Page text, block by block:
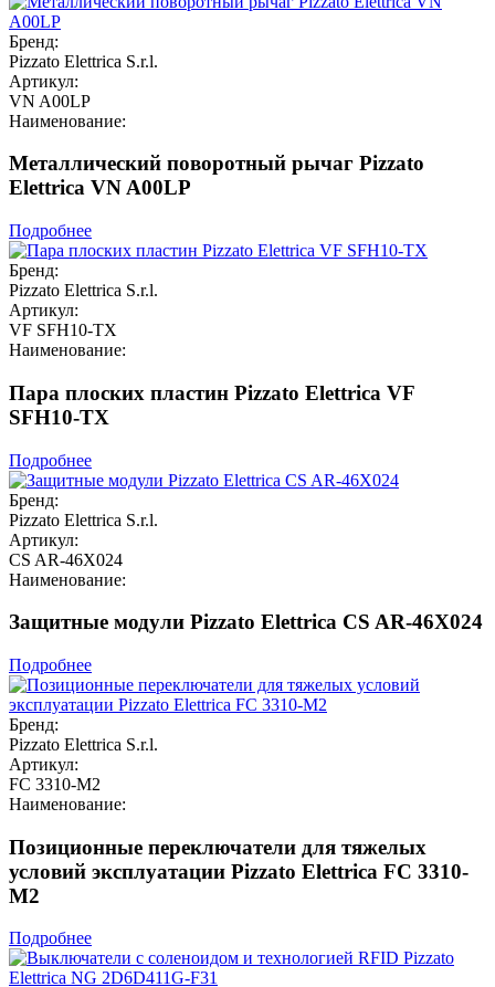
Бренд:
Pizzato Elettrica S.r.l.
Артикул:
VN A00LP
Наименование:
Металлический поворотный рычаг Pizzato
Elettrica VN A00LP
Подробнее
Бренд:
Pizzato Elettrica S.r.l.
Артикул:
VF SFH10-TX
Наименование:
Пара плоских пластин Pizzato Elettrica VF
SFH10-TX
Подробнее
Бренд:
Pizzato Elettrica S.r.l.
Артикул:
CS AR-46X024
Наименование:
Защитные модули Pizzato Elettrica CS AR-46X024
Подробнее
Бренд:
Pizzato Elettrica S.r.l.
Артикул:
FC 3310-M2
Наименование:
Позиционные переключатели для тяжелых
условий эксплуатации Pizzato Elettrica FC 3310-
M2
Подробнее